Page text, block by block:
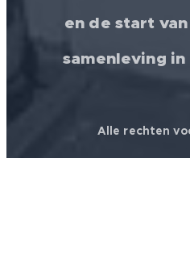
en de start
samenleving
Alle rechten